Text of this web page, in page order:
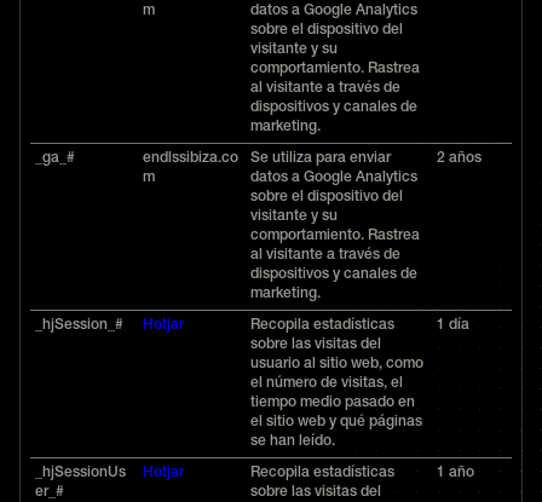
m
datos a Google Analytics
sobre el dispositivo del
visitante y su
comportamiento. Rastrea
al visitante a través de
dispositivos y canales de
marketing.
_ga_#
endlssibiza.co
m
Se utiliza para enviar
datos a Google Analytics
sobre el dispositivo del
visitante y su
comportamiento. Rastrea
al visitante a través de
dispositivos y canales de
marketing.
2 años
_hjSession_# Hotjar
Recopila estadísticas
sobre las visitas del
usuario al sitio web, como
el número de visitas, el
tiempo medio pasado en
el sitio web y qué páginas
se han leído.
1 día
_hjSessionUs
er_#
Hotjar
Recopila estadísticas
sobre las visitas del
1 año